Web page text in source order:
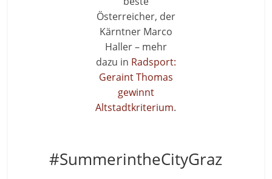
Österreicher, der
Kärntner Marco
Haller – mehr
dazu in Radsport:
Geraint Thomas
gewinnt
Altstadtkriterium.
#SummerintheCityGraz